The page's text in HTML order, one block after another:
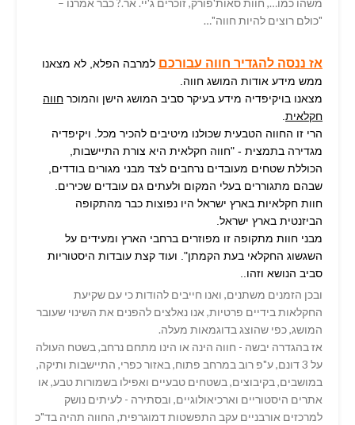
משהו כמו…, חוות סאות'פורק, זוכרים ג'יי. אר.? כבר אמרנו –
"כולם רוצים להיות חווה"…
אז ננסה להגדיר חווה עבורכם למרבה הפלא, לא מצאנו
ממש מידע אודות המושג חווה.
מצאנו בויקיפדיה מידע בעיקר סביב המושג הישן והמוכר חווה
חקלאית.
הרי זו החווה הטבעית שכולנו מיטיבים להכיר מכל. ויקיפדיה
מגדירה בתמצית - "חווה חקלאית היא צורת התיישבות,
הכוללת שטחים מעובדים נרחבים לצד מבני מגורים בודדים,
שבהם מתגוררים בעלי המקום ולעתים גם עובדים שכירים.
חוות חקלאיות בארץ ישראל היו נפוצות כבר מהתקופה
הביזנטית בארץ ישראל.
מבני חוות מתקופה זו מפוזרים ברחבי הארץ ומעידים על
השגשוג החקלאי בעת הקמתן". ועוד קצת עובדות היסטוריות
סביב הנושא וזהו..
ובכן הזמנים משתנים, ואנו חייבים להודות כי עם שקיעת
החקלאות בידיים פרטיות, אנו נאלצים להפנים את השינוי שעובר
המושג, כפי שהוצג בדוגמאות מעלה.
אז בהגדרה יבשה - חווה הינה או הינו מתחם נרחב, בשטח העולה
על 3 דונם, ע"פ רוב במרחב פתוח, באזור כפרי, התיישבות ותיקה,
במושבים, בקיבוצים, בשטחים טבעיים ואפילו בשמורות טבע, או
אתרים היסטוריים וארכיאולוגיים, ובסתירה - לעיתים נושק
למרכזים אורבניים עקב התפשטות דמוגרפית, החווה תהיה בד"כ